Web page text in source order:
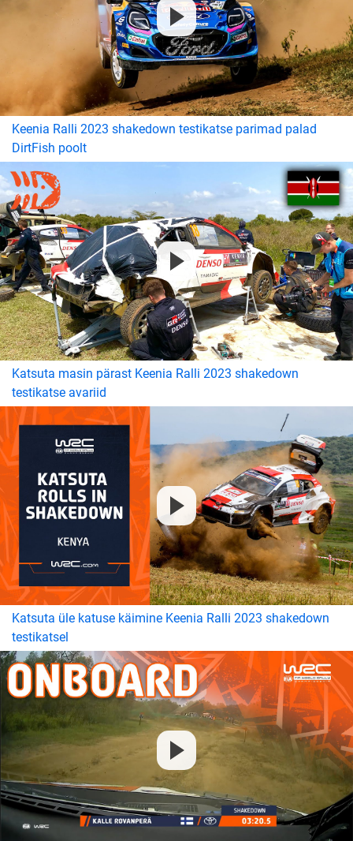
Keenia Ralli 2023 shakedown testikatse parimad palad
DirtFish poolt
Katsuta masin pärast Keenia Ralli 2023 shakedown
testikatse avariid
Katsuta üle katuse käimine Keenia Ralli 2023 shakedown
testikatsel